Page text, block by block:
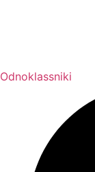
Odnoklassniki